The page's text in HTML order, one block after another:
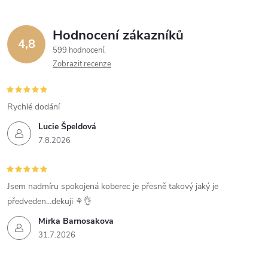
4,8 Hodnocení zákazníků
599 hodnocení
Zobrazit recenze
Lucie Špeldová
7.8.2026
Rychlé dodání
Mirka Barnosakova
31.7.2026
Jsem nadmíru spokojená koberec je přesně takový jaký je
předveden...dekuji ⚘️👌